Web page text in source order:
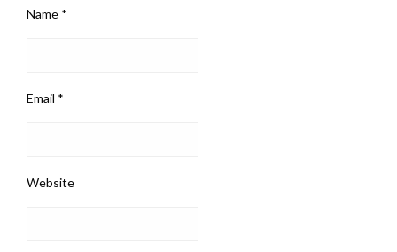
Name *
Email *
Website